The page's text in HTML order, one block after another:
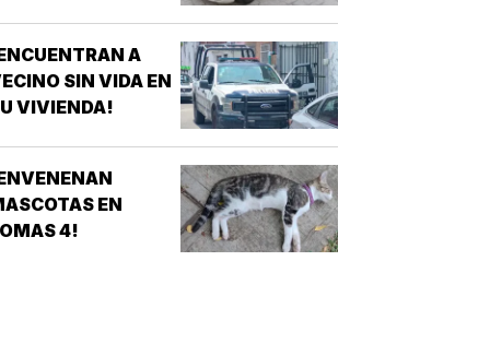
A
SIN VIDA EN
VIVIENDA!
EN
4!